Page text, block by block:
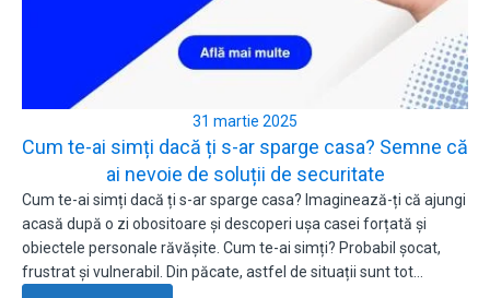
31 martie 2025
Cum te-ai simți dacă ți s-ar sparge casa? Semne că
ai nevoie de soluții de securitate
Cum te-ai simți dacă ți s-ar sparge casa? Imaginează-ți că ajungi
acasă după o zi obositoare și descoperi ușa casei forțată și
obiectele personale răvășite. Cum te-ai simți? Probabil șocat,
frustrat și vulnerabil. Din păcate, astfel de situații sunt tot…